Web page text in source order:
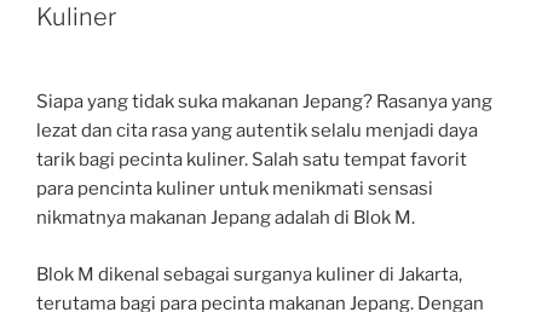
Kuliner
Siapa yang tidak suka makanan Jepang? Rasanya yang
lezat dan cita rasa yang autentik selalu menjadi daya
tarik bagi pecinta kuliner. Salah satu tempat favorit
para pencinta kuliner untuk menikmati sensasi
nikmatnya makanan Jepang adalah di Blok M.
Blok M dikenal sebagai surganya kuliner di Jakarta,
terutama bagi para pecinta makanan Jepang. Dengan